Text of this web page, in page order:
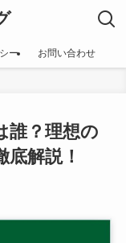
ー お問い合わせ
誰？理想の
解説！